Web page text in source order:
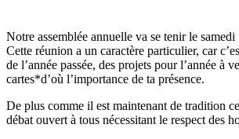
Notre assemblée annuelle va se tenir le
Cette réunion a un caractère particulier, car
de l’année passée, des projets pour l’année à
cartes*d’où l’importance de ta présence.
De plus comme il est maintenant de tradition
débat ouvert à tous nécessitant le respect des